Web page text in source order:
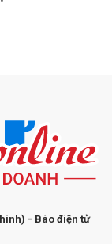
- Báo điện tử